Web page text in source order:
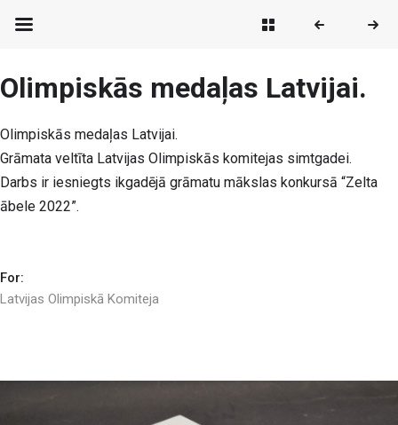
Olimpiskās medaļas Latvijai.
Olimpiskās medaļas Latvijai.
Grāmata veltīta Latvijas Olimpiskās komitejas simtgadei.
Darbs ir iesniegts ikgadējā grāmatu mākslas konkursā “Zelta
ābele 2022”.
For:
Latvijas Olimpiskā Komiteja